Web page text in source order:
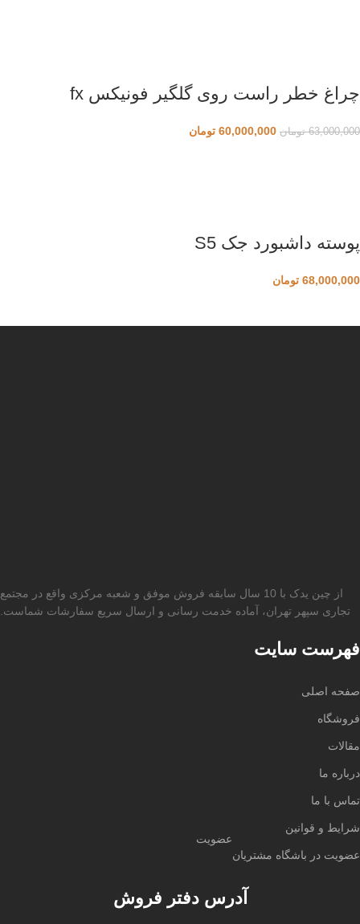
چراغ خطر راست روی گلگیر فونیکس fx
63,000,000 تومان 60,000,000 تومان
پوسته داشبورد جک S5
68,000,000 تومان
از چین یدک با 10 سال سابقه فروش موفق و شعبه مرکزی واقع در مجتمع
تجاری سپهر تهران، آماده خدمت رسانی و ارسال سریع سفارشات شماست.
فهرست سایت
صفحه اصلی
فروشگاه
مقالات
درباره ما
تماس با ما
شرایط و قوانین
عضویت در باشگاه مشتریان
عضویت
آدرس دفتر فروش